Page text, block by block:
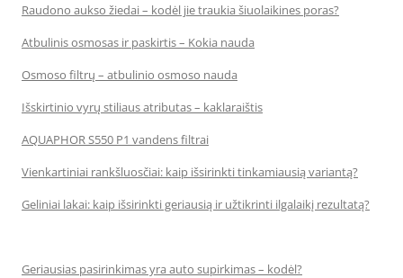
Raudono aukso žiedai – kodėl jie traukia šiuolaikines poras?
Atbulinis osmosas ir paskirtis – Kokia nauda
Osmoso filtrų – atbulinio osmoso nauda
Išskirtinio vyrų stiliaus atributas – kaklaraištis
AQUAPHOR S550 P1 vandens filtrai
Vienkartiniai rankšluosčiai: kaip išsirinkti tinkamiausią variantą?
Geliniai lakai: kaip išsirinkti geriausią ir užtikrinti ilgalaikį rezultatą?
Geriausias pasirinkimas yra auto supirkimas – kodėl?